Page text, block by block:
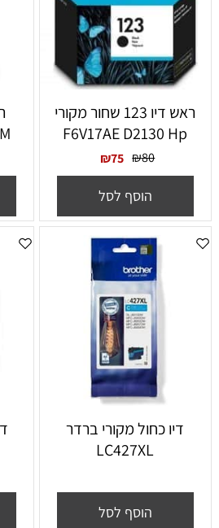
ראש דיו 123 שחור מקורי
F6V17AE D2130 Hp
₪80
₪75
הוסף לסל
דיו כחול מקורי ברדר
LC427XL
הוסף לסל